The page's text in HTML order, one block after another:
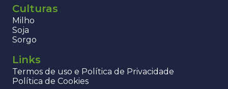
Culturas
Milho
Soja
Sorgo
Links
Termos de uso e Política de Privacidade
Política de Cookies